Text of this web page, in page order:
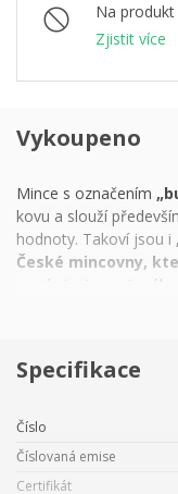
Na
Zjistit více
Vykoupeno
Mince s označením
kovu a slouží
hodnoty. Takoví jsou i
České mincovny,
prvními mincemi
a v produktové řadě
Stříbro je
zlatem, se rozrůstají.
dlouhodobého
průmyslového kovu.
Specifikace
Číslo
Číslovaná emise
Certifikát